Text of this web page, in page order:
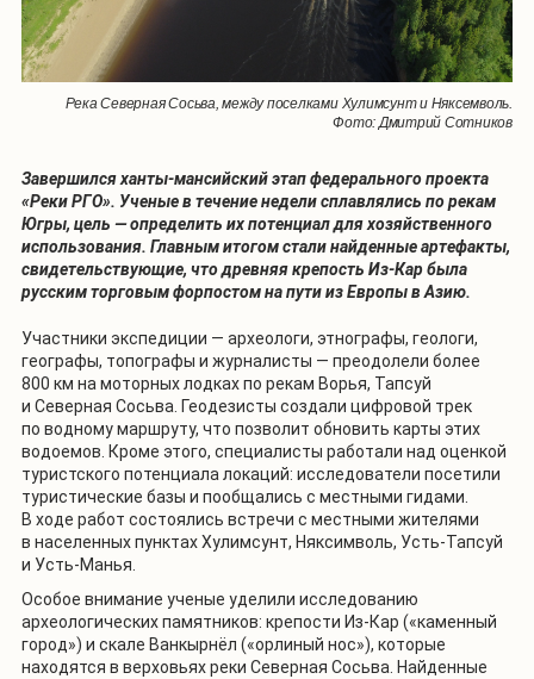
Река Северная Сосьва, между поселками Хулимсунт и Няксемволь.
Фото: Дмитрий Сотников
Завершился ханты-мансийский этап федерального проекта
«Реки РГО». Ученые в течение недели сплавлялись по рекам
Югры, цель — определить их потенциал для хозяйственного
использования. Главным итогом стали найденные артефакты,
свидетельствующие, что древняя крепость Из-Кар была
русским торговым форпостом на пути из Европы в Азию.
Участники экспедиции — археологи, этнографы, геологи,
географы, топографы и журналисты — преодолели более
800 км на моторных лодках по рекам Ворья, Тапсуй
и Северная Сосьва. Геодезисты создали цифровой трек
по водному маршруту, что позволит обновить карты этих
водоемов. Кроме этого, специалисты работали над оценкой
туристского потенциала локаций: исследователи посетили
туристические базы и пообщались с местными гидами.
В ходе работ состоялись встречи с местными жителями
в населенных пунктах Хулимсунт, Няксимволь, Усть-Тапсуй
и Усть-Манья.
Особое внимание ученые уделили исследованию
археологических памятников: крепости Из-Кар («каменный
город») и скале Ванкырнёл («орлиный нос»), которые
находятся в верховьях реки Северная Сосьва. Найденные